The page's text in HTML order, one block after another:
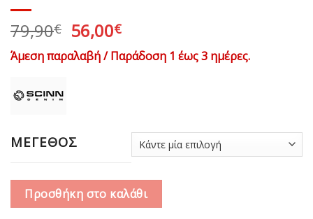
79,90€ Original
price
was:
56,00€Η
τρέχουσα
τιμή
Άμεση παραλαβή / Παράδοση 1 έως 3 ημέρες.
ΜΕΓΕΘΟΣ
Προσθήκη στο καλάθι